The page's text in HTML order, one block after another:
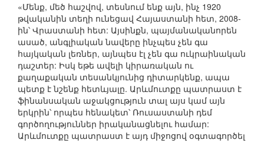
«Մենք, մեծ հաշվով, տեսնում ենք այն, ինչ 1920
թվականին տեղի ունեցավ Հայաստանի հետ, 2008-
ին՝ Վրաստանի հետ: Այսինքն, պայմանականորեն
ասած, անգլիական նավերը ինչպես չեն գա
հայկական լեռներ, այնպես էլ չեն գա ուկրաինական
դաշտեր: Իսկ եթե ավելի կիրառական ու
քաղաքական տեսանկյունից դիտարկենք, ապա
պետք է նշենք հետևյալը. Արևմուտքը պատրաստ է
ֆինանսական աջակցություն տալ այս կամ այն
երկրին՝ որպես հենակետ՝ Ռուսաստանի դեմ
գործողություններ իրականացնելու համար:
Արևմուտքը պատրաստ է այդ միջոցով օգտագործել